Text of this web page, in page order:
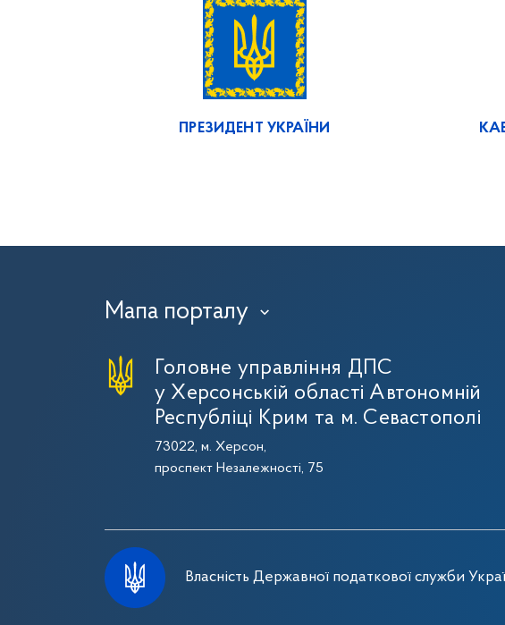
ПРЕЗИДЕНТ УКРАЇНИ
Мапа порталу ›
Головне управління ДПС
у Херсонській області Автономній
Республіці Крим та м. Севастополі
73022, м. Херсон,
проспект Незалежності, 75
Власність Державної податкової служби